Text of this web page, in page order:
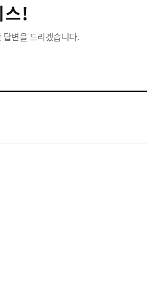
스!
변을 드리겠습니다.